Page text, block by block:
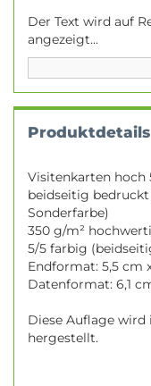
Der Text wird auf
angezeigt...
Produktdetails
Visitenkarten hoch
beidseitig bedruckt
Sonderfarbe)
350 g/m²
5/5 farbig
Endformat: 5,5 cm
Datenformat: 6,1
Diese Auflage
hergestellt.